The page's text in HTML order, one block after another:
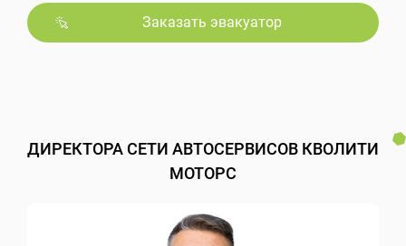
Заказать эвакуатор
ДИРЕКТОРА СЕТИ АВТОСЕРВИСОВ КВОЛИТИ
МОТОРС